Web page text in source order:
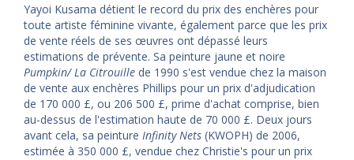
Yayoi Kusama détient le record du prix des enchères pour
toute artiste féminine vivante, également parce que les prix
de vente réels de ses œuvres ont dépassé leurs
estimations de prévente. Sa peinture jaune et noire
Pumpkin/ La Citrouille de 1990 s'est vendue chez la maison
de vente aux enchères Phillips pour un prix d'adjudication
de 170 000 £, ou 206 500 £, prime d'achat comprise, bien
au-dessus de l'estimation haute de 70 000 £. Deux jours
avant cela, sa peinture Infinity Nets (KWOPH) de 2006,
estimée à 350 000 £, vendue chez Christie's pour un prix